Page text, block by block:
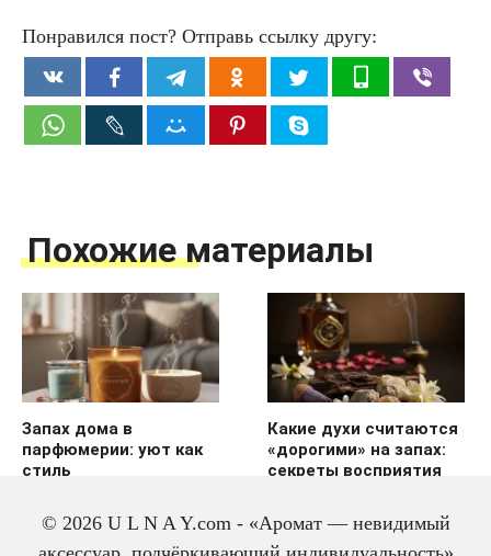
Понравился пост? Отправь ссылку другу:
Похожие материалы
Запах дома в
парфюмерии: уют как
стиль
Какие духи считаются
«дорогими» на запах:
секреты восприятия
© 2026 U L N A Y.com - «Аромат — невидимый